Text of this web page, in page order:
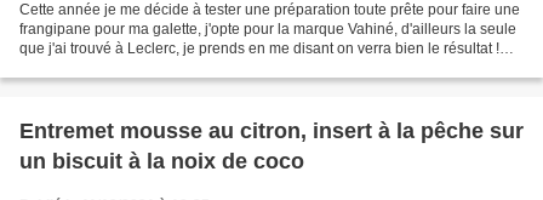
Cette année je me décide à tester une préparation toute prête pour faire une
frangipane pour ma galette, j'opte pour la marque Vahiné, d'ailleurs la seule
que j'ai trouvé à Leclerc, je prends en me disant on verra bien le résultat !
Entremet mousse au citron, insert à la pêche sur
un biscuit à la noix de coco